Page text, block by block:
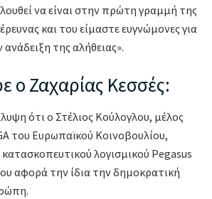
να είναι στην πρώτη γραμμή της
και του είμαστε ευγνώμονες για
της αλήθειας».
ο Ζαχαρίας Κεσσές:
ότι ο Στέλιος Κούλογλου, μέλος
του Ευρωπαϊκού Κοινοβουλίου,
λογισμικού Pegasus
αφορά την ίδια την δημοκρατική